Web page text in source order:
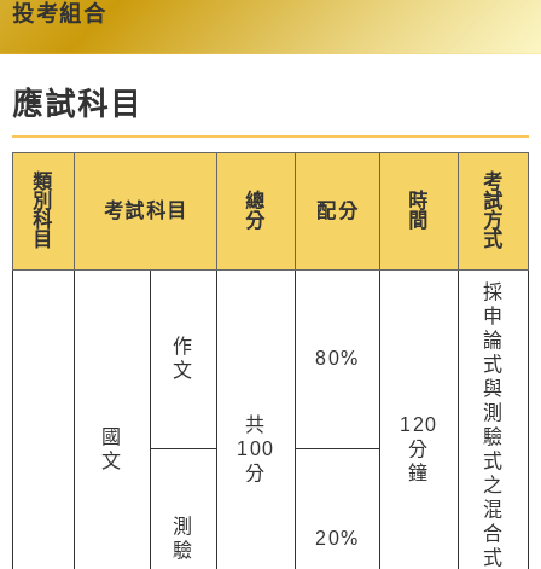
投考組合
應試科目
類
別
科
目
考試科目
總
分
配分
時
間
考
試
方
式
國
文
作
文
共
100
分
80%
120
分
鐘
採
申
論
式
與
測
驗
式
之
混
合
式
測
驗
20%